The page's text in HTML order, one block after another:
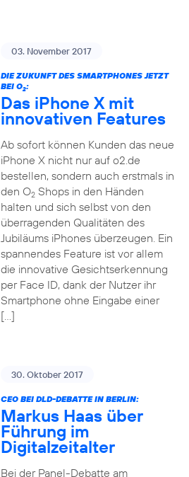
03. November 2017
DIE ZUKUNFT DES SMARTPHONES JETZT
BEI O2:
Das iPhone X mit
innovativen Features
Ab sofort können Kunden das neue
iPhone X nicht nur auf o2.de
bestellen, sondern auch erstmals in
den O2Shops in den Händen
halten und sich selbst von den
überragenden Qualitäten des
Jubiläums iPhones überzeugen. Ein
spannendes Feature ist vor allem
die innovative Gesichtserkennung
per Face ID, dank der Nutzer ihr
Smartphone ohne Eingabe einer
[…]
30. Oktober 2017
CEO BEI DLD-DEBATTE IN BERLIN:
Markus Haas über
Führung im
Digitalzeitalter
Bei der Panel-Debatte am